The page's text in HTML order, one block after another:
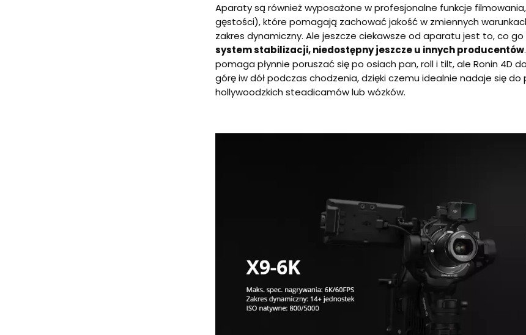
Aparaty są również wyposażone w profesjonalne funkcje
gęstości), które pomagają zachować jakość w zmiennych
zakres dynamiczny. Ale jeszcze ciekawsze od aparatu jest to, co
system stabilizacji, niedostępny jeszcze u innych producentów
pomaga płynnie poruszać się po osiach pan, roll i tilt, ale Ronin 4D
górę iw dół podczas chodzenia, dzięki czemu idealnie nadaje się
hollywoodzkich steadicamów lub wózków.